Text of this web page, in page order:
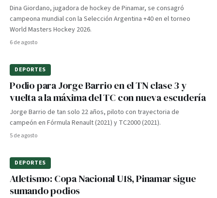
Dina Giordano, jugadora de hockey de Pinamar, se consagró
campeona mundial con la Selección Argentina +40 en el torneo
World Masters Hockey 2026.
6 de agosto
DEPORTES
Podio para Jorge Barrio en el TN clase 3 y
vuelta a la máxima del TC con nueva escudería
Jorge Barrio de tan solo 22 años, piloto con trayectoria de
campeón en Fórmula Renault (2021) y TC2000 (2021).
5 de agosto
DEPORTES
Atletismo: Copa Nacional U18, Pinamar sigue
sumando podios